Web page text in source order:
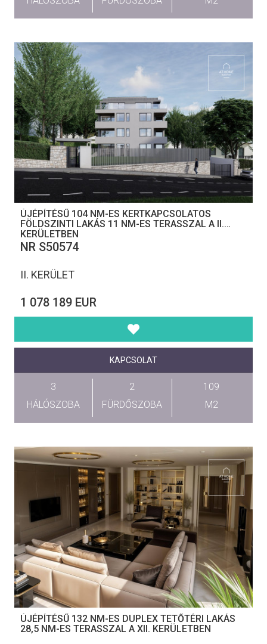
ÚJÉPÍTÉSŰ 104 NM-ES KERTKAPCSOLATOS
FÖLDSZINTI LAKÁS 11 NM-ES TERASSZAL A II.
KERÜLETBEN
NR S50574
II. KERÜLET
1 078 189 EUR
KAPCSOLAT
3
HÁLÓSZOBA
2
FÜRDŐSZOBA
109
M2
ÚJÉPÍTÉSŰ 132 NM-ES DUPLEX TETŐTÉRI LAKÁS
28,5 NM-ES TERASSZAL A XII. KERÜLETBEN